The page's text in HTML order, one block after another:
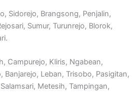
Sidorejo, Brangsong, Penjalin,
Sumur, Turunrejo, Blorok,
Campurejo, Kliris, Ngabean,
Banjarejo, Leban, Trisobo, Pasigitan,
Metesih, Tampingan,